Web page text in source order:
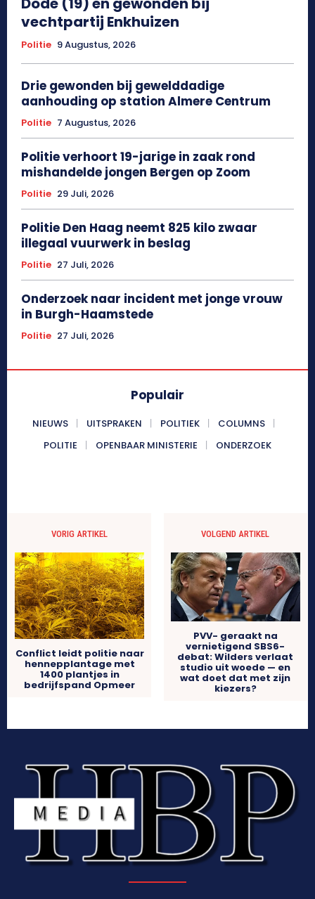
vechtpartij Enkhuizen
Politie 9 Augustus, 2026
Drie gewonden bij gewelddadige
aanhouding op station Almere Centrum
Politie 7 Augustus, 2026
Politie verhoort 19-jarige in zaak rond
mishandelde jongen Bergen op Zoom
Politie 29 Juli, 2026
Politie Den Haag neemt 825 kilo zwaar
illegaal vuurwerk in beslag
Politie 27 Juli, 2026
Onderzoek naar incident met jonge vrouw
in Burgh-Haamstede
Politie 27 Juli, 2026
Populair
NIEUWS UITSPRAKEN POLITIEK
COLUMNS
POLITIE
OPENBAAR MINISTERIE ONDERZOEK
VORIG ARTIKEL
Conflict leidt politie naar
hennepplantage met
1400 plantjes in
bedrijfspand Opmeer
VOLGEND ARTIKEL
PVV- geraakt na
vernietigend SBS6-
debat: Wilders verlaat
studio uit woede — en
wat doet dat met zijn
kiezers?